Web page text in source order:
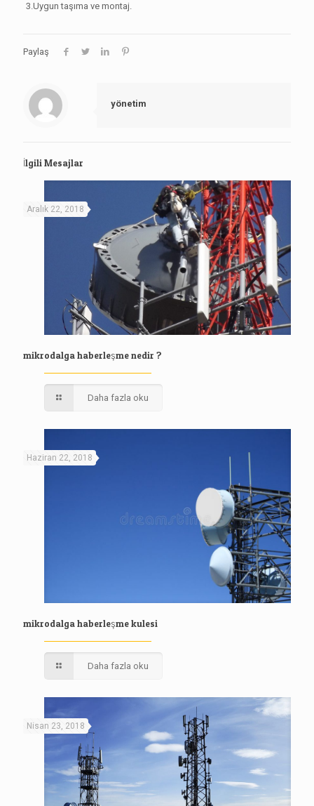
3.Uygun taşıma ve montaj.
Paylaş
yönetim
İlgili Mesajlar
Aralık 22, 2018
mikrodalga haberleşme nedir ?
Daha fazla oku
Haziran 22, 2018
mikrodalga haberleşme kulesi
Daha fazla oku
Nisan 23, 2018